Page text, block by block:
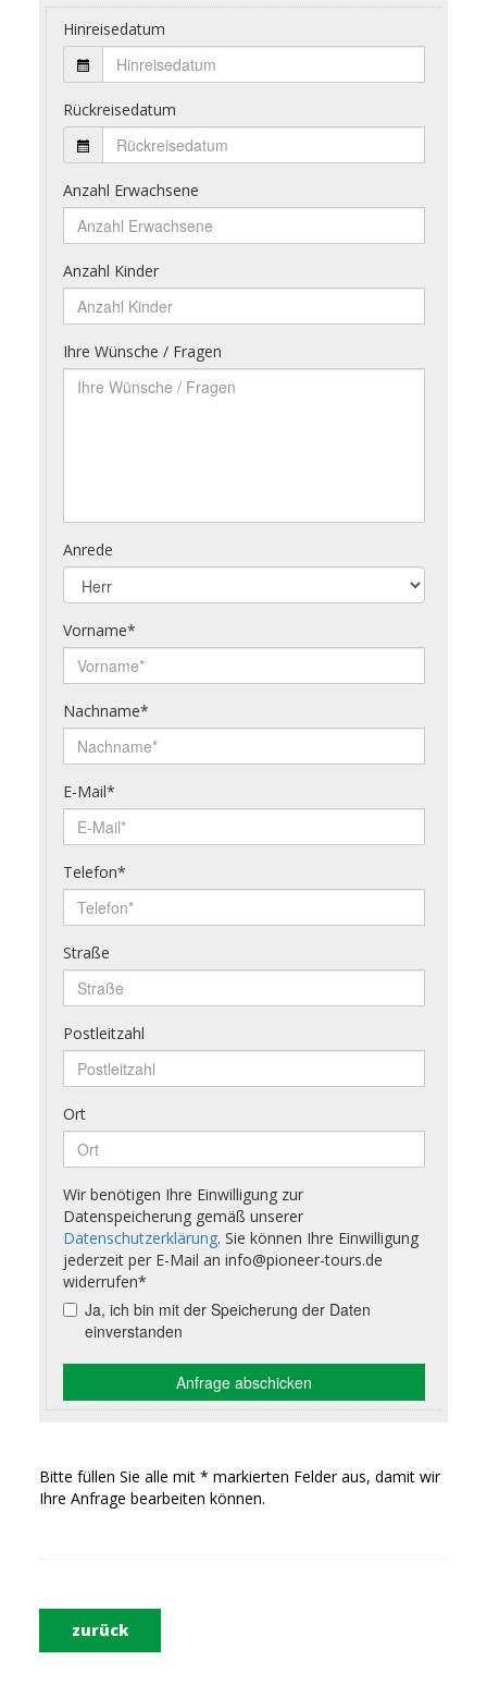
Bitte füllen Sie alle mit * markierten Felder aus, damit wir
Ihre Anfrage bearbeiten können.
zurück